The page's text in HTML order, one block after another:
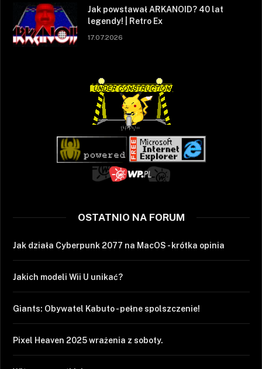
Jak powstawał ARKANOID? 40 lat
legendy! | Retro Ex
17.07.2026
OSTATNIO NA FORUM
Jak działa Cyberpunk 2077 na MacOS - krótka opinia
Jakich modeli Wii U unikać?
Giants: Obywatel Kabuto - pełne spolszczenie!
Pixel Heaven 2025 wrażenia z soboty.